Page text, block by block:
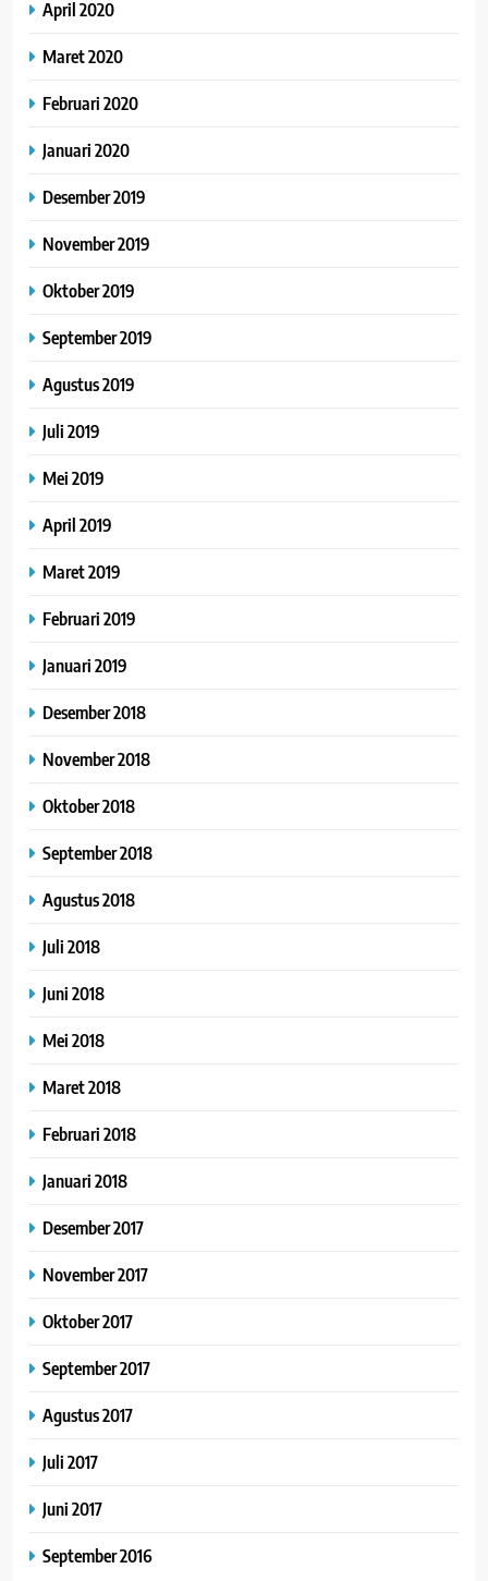
April 2020
Maret 2020
Februari 2020
Januari 2020
Desember 2019
November 2019
Oktober 2019
September 2019
Agustus 2019
Juli 2019
Mei 2019
April 2019
Maret 2019
Februari 2019
Januari 2019
Desember 2018
November 2018
Oktober 2018
September 2018
Agustus 2018
Juli 2018
Juni 2018
Mei 2018
Maret 2018
Februari 2018
Januari 2018
Desember 2017
November 2017
Oktober 2017
September 2017
Agustus 2017
Juli 2017
Juni 2017
September 2016